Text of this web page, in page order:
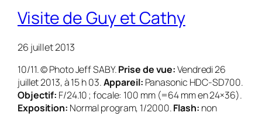
Visite de Guy et Cathy
26 juillet 2013
10/11. © Photo Jeff SABY.Prise de vue:Vendredi 26
juillet 2013, à 15 h 03.Appareil: Panasonic HDC-SD700.
Objectif: F/24.10 ; focale: 100 mm (=64 mm en 24×36).
Exposition: Normal program, 1/2000.Flash: non